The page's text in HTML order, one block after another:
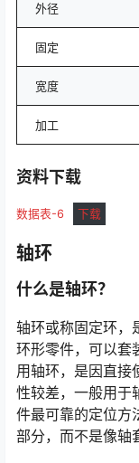
外径
固定
宽度
加工
资料下载
数据表-6 下载
轴环
什么是轴环？
轴环或称固定环，
环形零件，可以套
用轴环，是因直接
性较差，一般用于
件最可靠的定位方
部分，而不是像轴